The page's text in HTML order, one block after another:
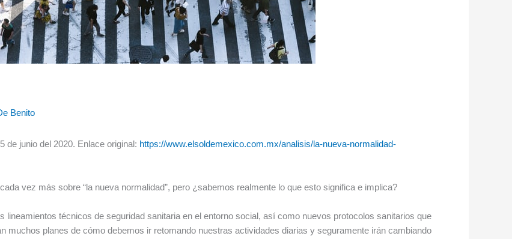
Benito
de junio del 2020. Enlace original: https://www.elsoldemexico.com.mx/analisis/la-nueva-normalidad-
vez más sobre “la nueva normalidad”, pero ¿sabemos realmente lo que esto significa e implica?
lineamientos técnicos de seguridad sanitaria en el entorno social, así como nuevos protocolos sanitarios que
muchos planes de cómo debemos ir retomando nuestras actividades diarias y seguramente irán cambiando